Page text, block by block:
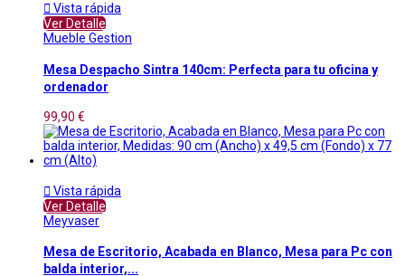
 Vista rápida
Ver Detalle
Mueble Gestion
Mesa Despacho Sintra 140cm: Perfecta para tu oficina y
ordenador
99,90 €
 Vista rápida
Ver Detalle
Meyvaser
Mesa de Escritorio, Acabada en Blanco, Mesa para Pc con
balda interior,...